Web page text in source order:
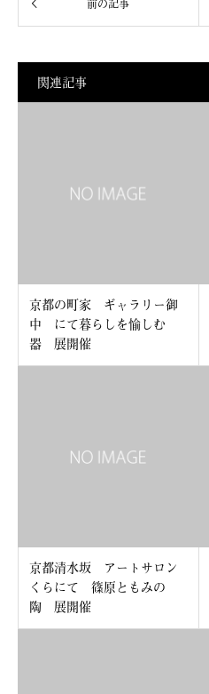
関連記事
京都の町家 ギャラリー御
中 にて暮らしを愉しむ
器 展開催
京都清水坂 アートサロン
くらにて 篠原ともみの
陶 展開催